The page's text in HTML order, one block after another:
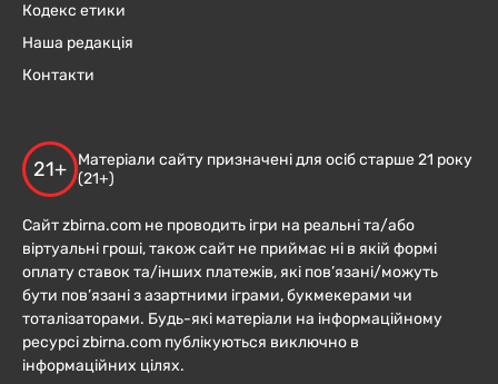
Кодекс етики
Наша редакція
Контакти
21+
Матеріали сайту призначені для осіб старше 21 року
(21+)
Сайт zbirna.com не проводить ігри на реальні та/або
віртуальні гроші, також сайт не приймає ні в якій формі
оплату ставок та/інших платежів, які пов’язані/можуть
бути пов’язані з азартними іграми, букмекерами чи
тоталізаторами. Будь-які матеріали на інформаційному
ресурсі zbirna.com публікуються виключно в
інформаційних цілях.